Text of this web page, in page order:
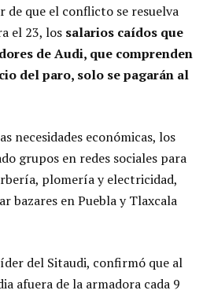
de que el conflicto se resuelva
el 23, los salarios caídos que
de Audi, que comprenden
del paro, solo se pagarán al
necesidades económicas, los
grupos en redes sociales para
plomería y electricidad,
bazares en Puebla y Tlaxcala
del Sitaudi, confirmó que al
afuera de la armadora cada 9